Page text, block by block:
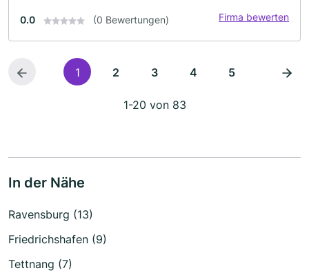
0.0 (0 Bewertungen) Firma bewerten
1 2 3 4 5
1-20 von 83
In der Nähe
Ravensburg (13)
Friedrichshafen (9)
Tettnang (7)